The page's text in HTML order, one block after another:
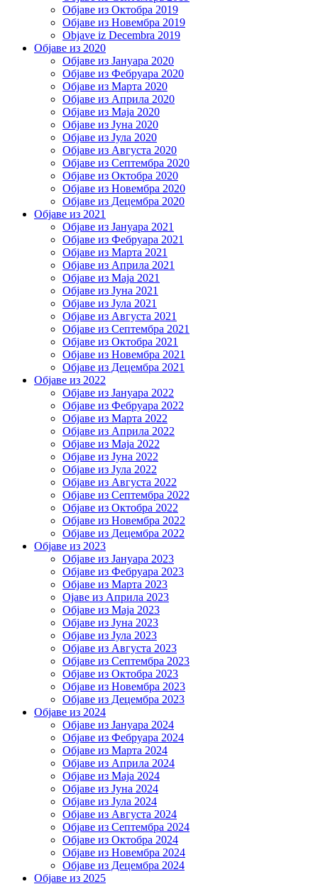
Објаве из Октобра 2019
Објаве из Новембра 2019
Objave iz Decembra 2019
Објаве из 2020
Објаве из Јануара 2020
Објаве из Фебруара 2020
Објаве из Марта 2020
Објаве из Априла 2020
Објаве из Маја 2020
Објаве из Јуна 2020
Објаве из Јула 2020
Објаве из Августа 2020
Објаве из Септембра 2020
Објаве из Октобра 2020
Објаве из Новембра 2020
Објаве из Децембра 2020
Објаве из 2021
Објаве из Јануара 2021
Објаве из Фебруара 2021
Објаве из Марта 2021
Објаве из Априла 2021
Објаве из Маја 2021
Објаве из Јуна 2021
Објаве из Јула 2021
Објаве из Августа 2021
Објаве из Септембра 2021
Објаве из Октобра 2021
Објаве из Новембра 2021
Објаве из Децембра 2021
Објаве из 2022
Објаве из Јануара 2022
Објаве из Фебруара 2022
Објаве из Марта 2022
Објаве из Априла 2022
Објаве из Маја 2022
Објаве из Јуна 2022
Објаве из Јула 2022
Објаве из Августа 2022
Објаве из Септембра 2022
Објаве из Октобра 2022
Објаве из Новембра 2022
Објаве из Децембра 2022
Објаве из 2023
Објаве из Јануара 2023
Објаве из Фебруара 2023
Објаве из Марта 2023
Ојаве из Априла 2023
Објаве из Маја 2023
Објаве из Јуна 2023
Објаве из Јула 2023
Објаве из Августа 2023
Објаве из Септембра 2023
Објаве из Октобра 2023
Објаве из Новембра 2023
Објаве из Децембра 2023
Објаве из 2024
Објаве из Јануара 2024
Објаве из Фебруара 2024
Објаве из Марта 2024
Објаве из Априла 2024
Објаве из Маја 2024
Објаве из Јуна 2024
Објаве из Јула 2024
Објаве из Августа 2024
Објаве из Септембра 2024
Објаве из Октобра 2024
Објаве из Новембра 2024
Објаве из Децембра 2024
Објаве из 2025